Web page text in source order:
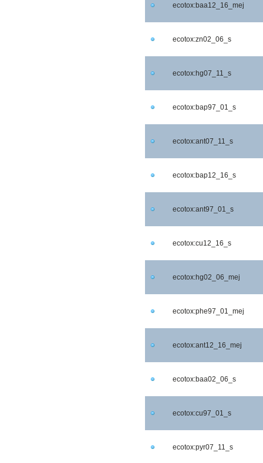
ecotox:baa12_16_mej
ecotox:zn02_06_s
ecotox:hg07_11_s
ecotox:bap97_01_s
ecotox:ant07_11_s
ecotox:bap12_16_s
ecotox:ant97_01_s
ecotox:cu12_16_s
ecotox:hg02_06_mej
ecotox:phe97_01_mej
ecotox:ant12_16_mej
ecotox:baa02_06_s
ecotox:cu97_01_s
ecotox:pyr07_11_s